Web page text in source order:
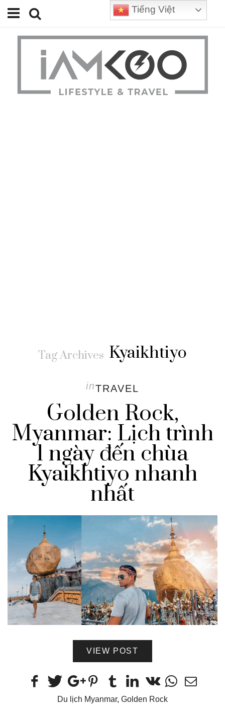
Home
Travel
Lifestyle
Tag Archives Kyaikhtiyo
inTRAVEL
Golden Rock,
Myanmar: Lịch trình
1 ngày đến chùa
Kyaikhtiyo nhanh
nhất
VIEW POST
Du lịch Myanmar, Golden Rock
Tiếng Việt